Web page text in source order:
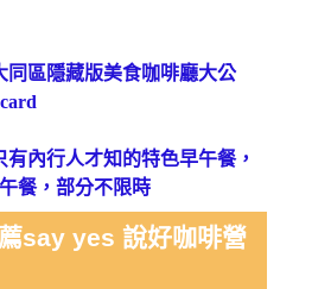
同區隱藏版美食咖啡廳大公
內行人才知的特色早午餐，
餐，部分不限時
say yes 說好咖啡營